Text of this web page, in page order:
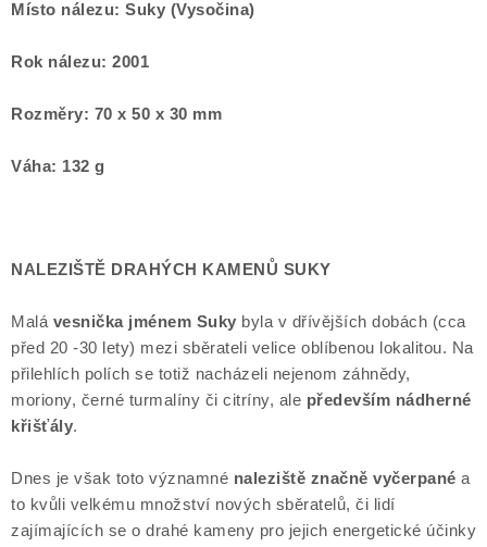
Místo nálezu: Suky (Vysočina)
Rok nálezu: 2001
Rozměry: 70 x 50 x 30 mm
Váha: 132 g
NALEZIŠTĚ DRAHÝCH KAMENŮ SUKY
Malá vesnička jménem Suky byla v dřívějších dobách (cca
před 20 -30 lety) mezi sběrateli velice oblíbenou lokalitou. Na
přilehlích polích se totiž nacházeli nejenom záhnědy,
moriony, černé turmalíny či citríny, ale především nádherné
křišťály.
Dnes je však toto významné naleziště značně vyčerpané a
to kvůli velkému množství nových sběratelů, či lidí
zajímajících se o drahé kameny pro jejich energetické účinky